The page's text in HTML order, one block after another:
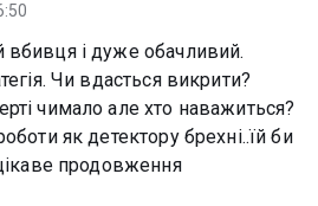
і дуже обачливий.
Чи вдасться викрити?
чимало але хто наважиться?
як детектору брехні..їй би
продовження